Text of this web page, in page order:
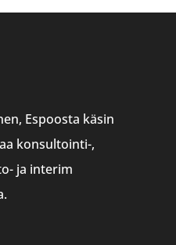
Espoosta käsin
konsultointi-,
ja interim